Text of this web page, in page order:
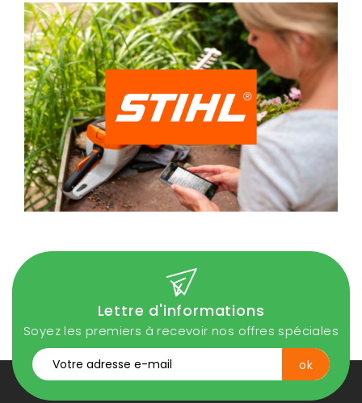
Lettre d'informations
Soyez les premiers à recevoir nos offres spéciales